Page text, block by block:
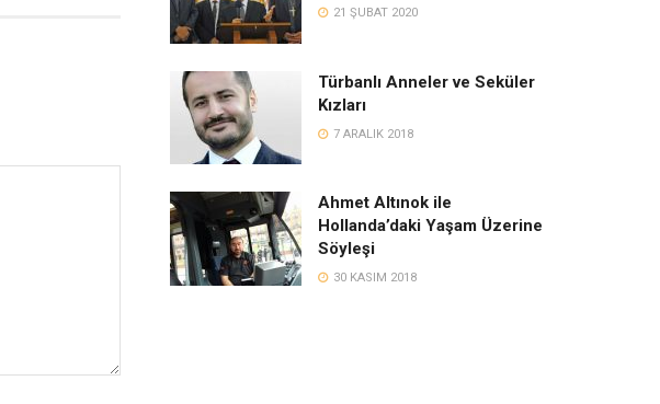
21 ŞUBAT 2020
Türbanlı Anneler ve Seküler
Kızları
7 ARALIK 2018
Ahmet Altınok ile
Hollanda’daki Yaşam Üzerine
Söyleşi
30 KASIM 2018